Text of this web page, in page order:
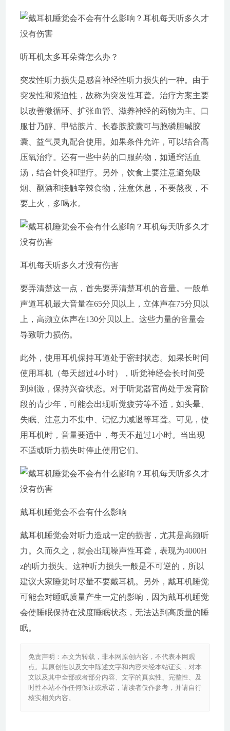
听耳机太多耳朵聋怎么办？
突发性听力损失是感音神经性听力损失的一种。由于
突发性和紧迫性，故称为突发性耳聋。治疗方案主要
以改善微循环、扩张血管、滋养神经的药物为主。口
服甘乃醇、甲钴胺片、长春胺胶囊可与胞磷胆碱胶
囊、益气灵丸配合使用。如果条件允许，可以结合高
压氧治疗。还有一些中药的口服药物，如通窍活血
汤，结合针灸和理疗。另外，饮食上要注意避免吸
烟、酗酒和接触辛辣食物，注意休息，不要熬夜，不
要上火，多喝水。
耳机每天听多久才没有伤害
要弄清楚这一点，首先要弄清楚耳机的音量。一般单
声道耳机最大音量在65分贝以上，立体声在75分贝以
上，高频立体声在130分贝以上。这些力量的音量会
导致听力损伤。
此外，使用耳机保持耳道处于密封状态。如果长时间
使用耳机（每天超过4小时），听觉神经会长时间受
到刺激，保持兴奋状态。对于听觉器官尚处于发育阶
段的青少年，可能会出现听觉疲劳等不适，如头晕、
失眠、注意力不集中、记忆力减退等耳聋。可见，使
用耳机时，音量要适中，每天不超过1小时。当出现
不适或听力损失时停止使用它们。
戴耳机睡觉会不会有什么影响
戴耳机睡觉会对听力造成一定的损害，尤其是高频听
力。久而久之，就会出现噪声性耳聋，表现为4000H
z的听力损失。这种听力损失一般是不可逆的，所以
建议大家睡觉时尽量不要戴耳机。另外，戴耳机睡觉
可能会对睡眠质量产生一定的影响，因为戴耳机睡觉
会使睡眠保持在浅度睡眠状态，无法达到高质量的睡
眠。
免责声明：本文为转载，非本网原创内容，不代表本网观
点。其原创性以及文中陈述文字和内容未经本站证实，对本
文以及其中全部或者部分内容、文字的真实性、完整性、及
时性本站不作任何保证或承诺，请读者仅作参考，并请自行
核实相关内容。